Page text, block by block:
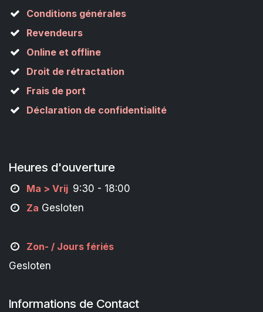
Conditions générales
Revendeurs
Online et offline
Droit de rétractation
Frais de port
Déclaration de confidentialité
Heures d'ouverture
Ma > Vrij 9:30 - 18:00
Za Gesloten
Zon- / Jours fériés
Gesloten
Informations de Contact